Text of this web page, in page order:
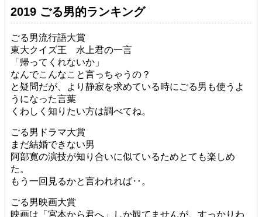
2019 ごる男的ランキング
ごる男流行語大賞
東大クイズ王 水上君の一言
「帰ってくれないか」
なんでこんなこと言っちゃうの？
と疑問だが、より静寂を求めている時にごる男も使うよ
うになった言葉
くわしく知りたい方は調べてね。
ごる男ドラマ大賞
まだ結婚できない男
阿部寛の演技が知り合いに似ているためとても楽しめ
た。
もう一回見るかと言われれば‥。
ごる男映画大賞
映画は「宮本から君へ」しか観てませんが、すっかりわ